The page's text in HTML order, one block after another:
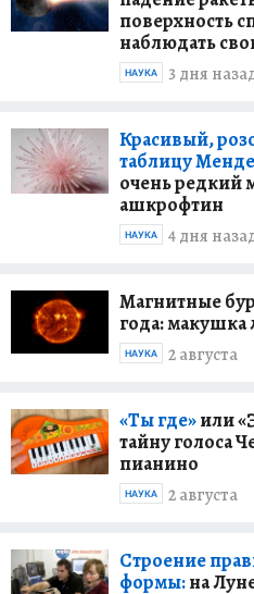
поверхность
наблюдать
3 дня
НАУКА
Красивый,
таблицу
очень редкий
ашкрофтин
4 дня
НАУКА
Магнитные
года: макушка
2 августа
НАУКА
«Ты где»или
тайну голоса
пианино
2 августа
НАУКА
Строение
формы:на